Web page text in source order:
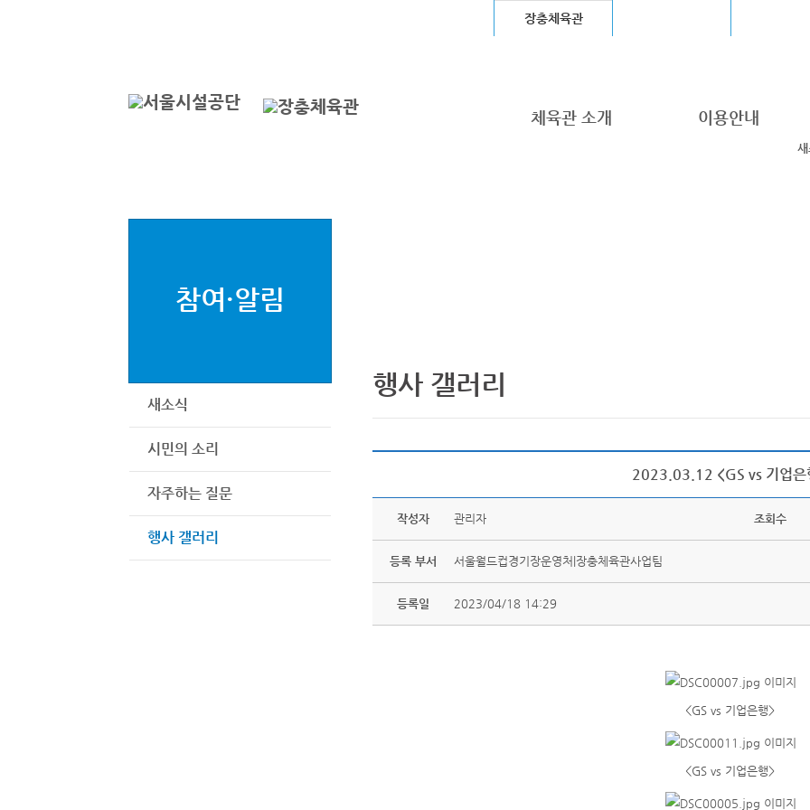
장충체육관
체육관 소개 이용안내
새
참여·알림
새소식
시민의 소리
자주하는 질문
행사 갤러리
행사 갤러리
2023.03.12 <GS vs 기업은
작성자 관리자 조회수
등록 부서 서울월드컵경기장운영처|장충체육관사업팀
등록일 2023/04/18 14:29
<GS vs 기업은행>
<GS vs 기업은행>